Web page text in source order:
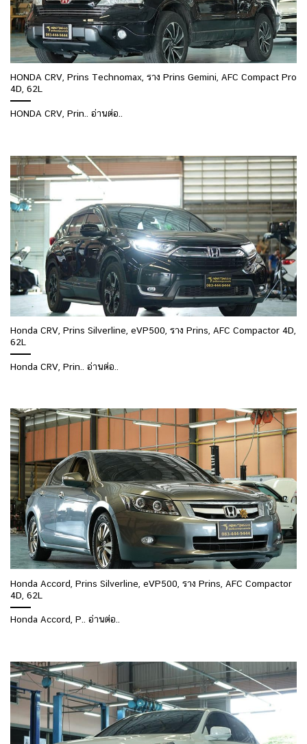
HONDA CRV, Prins Technomax, ราง Prins Gemini, AFC Compact Pro
4D, 62L
HONDA CRV, Prin.. อ่านต่อ..
Honda CRV, Prins Silverline, eVP500, ราง Prins, AFC Compactor 4D,
62L
Honda CRV, Prin.. อ่านต่อ..
Honda Accord, Prins Silverline, eVP500, ราง Prins, AFC Compactor
4D, 62L
Honda Accord, P.. อ่านต่อ..